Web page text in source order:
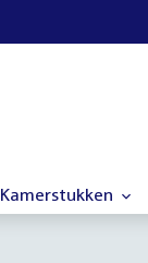
Kamerstukken